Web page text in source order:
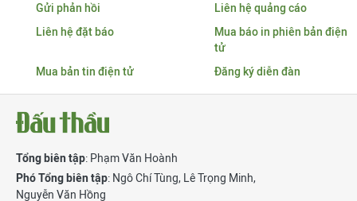
Gửi phản hồi
Liên hệ quảng cáo
Liên hệ đặt báo
Mua báo in phiên bản điện
tử
Mua bản tin điện tử
Đăng ký diễn đàn
Tổng biên tập: Phạm Văn Hoành
Phó Tổng biên tập: Ngô Chí Tùng, Lê Trọng Minh,
Nguyễn Văn Hồng